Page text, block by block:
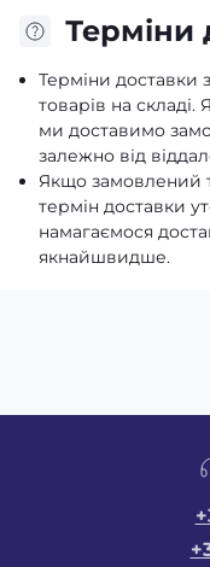
Терміни
Терміни доставки
товарів на
ми доставимо
залежно від
Якщо замовлений
термін доставки
намагаємося
якнайшвидше.